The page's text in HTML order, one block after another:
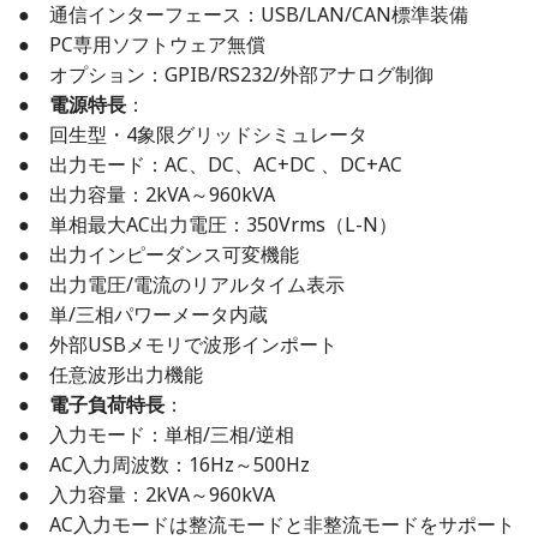
● 通信インターフェース：USB/LAN/CAN標準装備
● PC専用ソフトウェア無償
● オプション：GPIB/RS232/外部アナログ制御
● 電源特長 ：
● 回生型・4象限グリッドシミュレータ
● 出力モード：AC、DC、AC+DC 、DC+AC
● 出力容量：2kVA～960kVA
● 単相最大AC出力電圧：350Vrms（L-N）
● 出力インピーダンス可変機能
● 出力電圧/電流のリアルタイム表示
● 単/三相パワーメータ内蔵
● 外部USBメモリで波形インポート
● 任意波形出力機能
● 電子負荷特長 ：
● 入力モード：単相/三相/逆相
● AC入力周波数：16Hz～500Hz
● 入力容量：2kVA～960kVA
● AC入力モードは整流モードと非整流モードをサポート